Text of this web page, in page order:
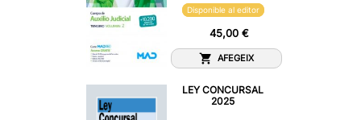
Disponible al editor
45,00 €
AFEGEIX
LEY CONCURSAL
2025